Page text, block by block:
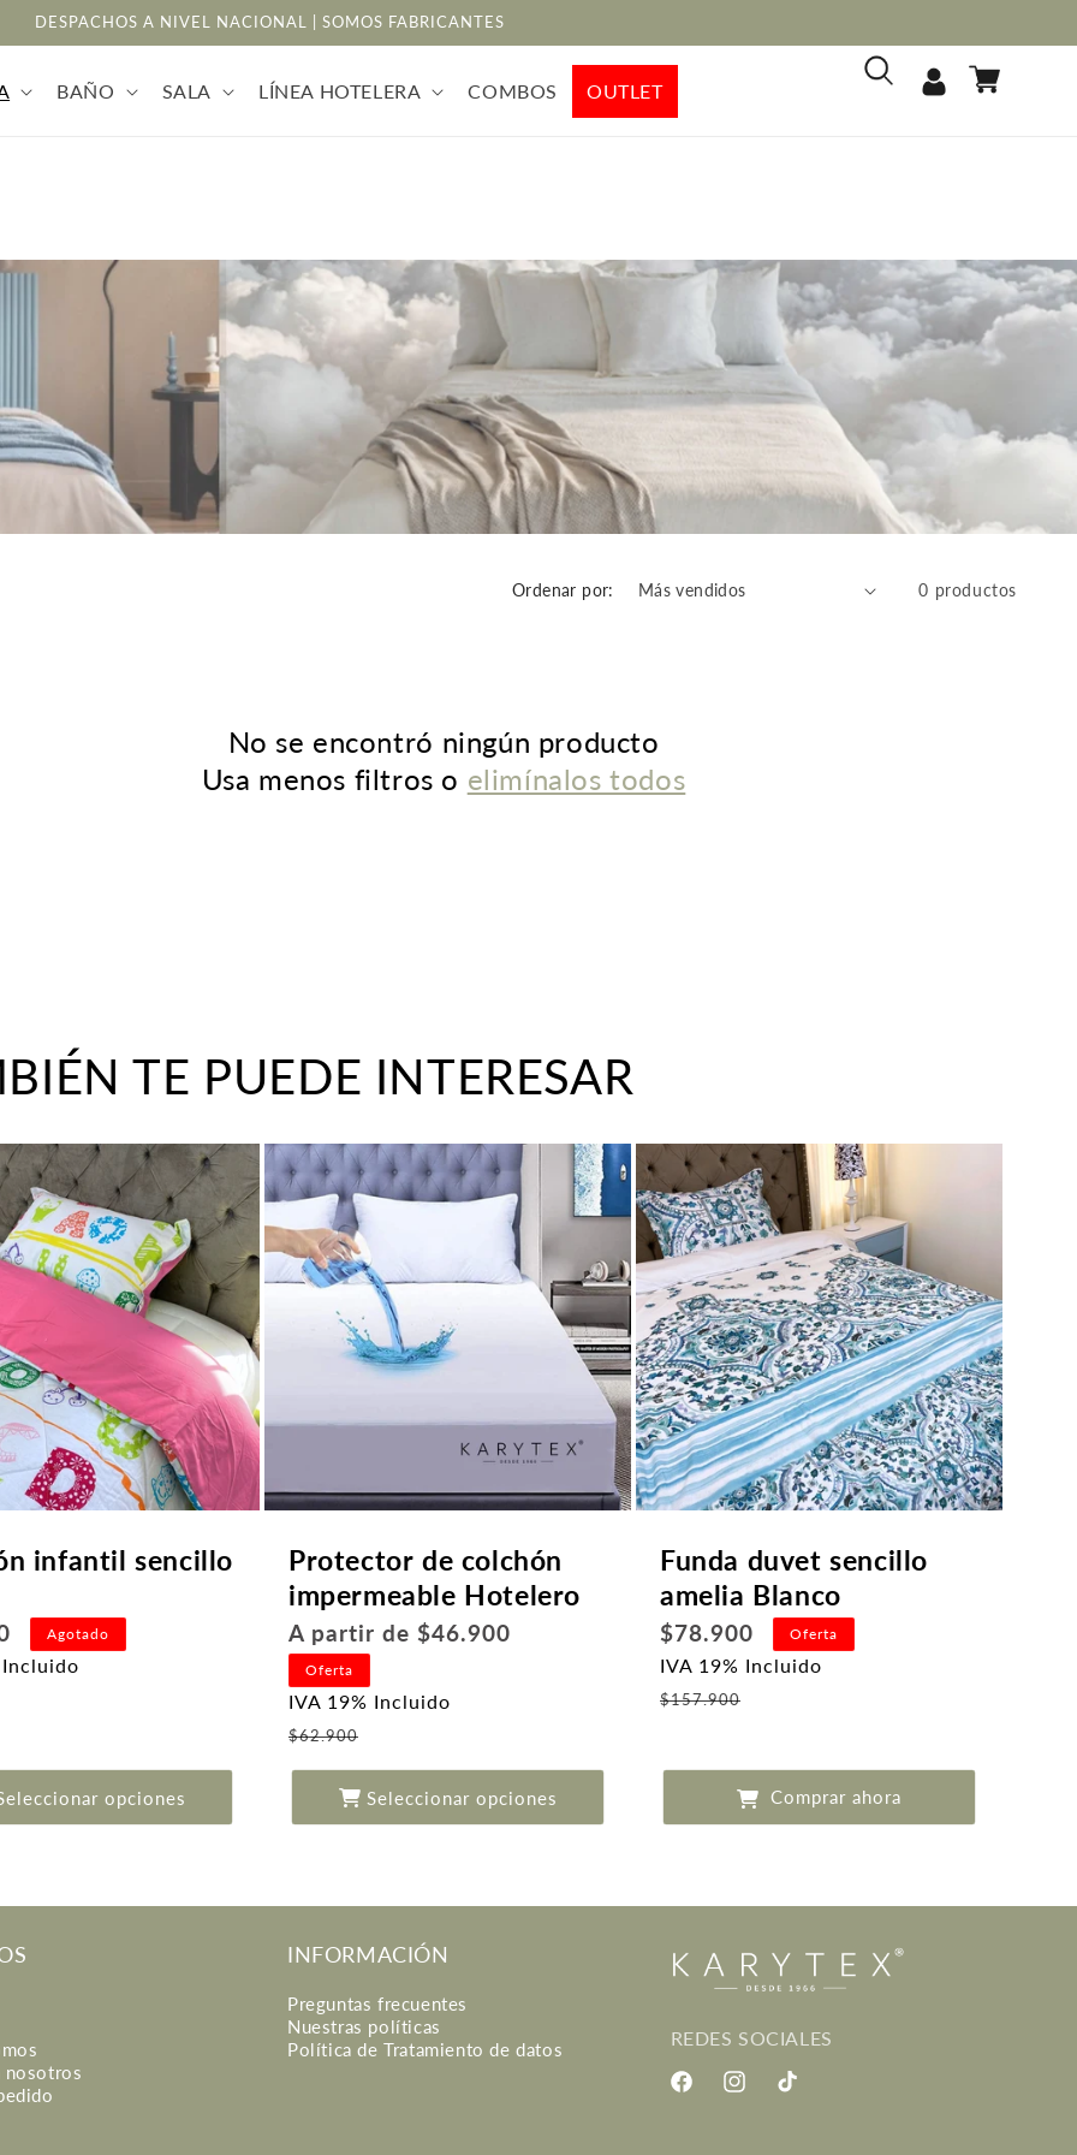
DESPACHOS A NIVEL NACIONAL | SOMOS FABRICANTES
BAÑO SALA LÍNEA HOTELERA COMBOS OUTLET
Iniciar
Carrito
Ordenar por: 0 productos
No se encontró ningún producto
Usa menos filtros o elimínalos todos
TE PUEDE INTERESAR
infantil sencillo
Agotado
Incluido
oferta
opciones
Protector de colchón
impermeable Hotelero
Precio
habitual
A partir de $46.900
Oferta
IVA 19% Incluido
$62.900
de
oferta
Seleccionar opciones
Funda duvet sencillo
amelia Blanco
Precio
habitual
$78.900 Oferta
IVA 19% Incluido
$157.900
oferta
Comprar ahora
nosotros
INFORMACIÓN
Preguntas frecuentes
Nuestras políticas
Política de Tratamiento de datos
REDES SOCIALES
FacebookInstagramTikTok